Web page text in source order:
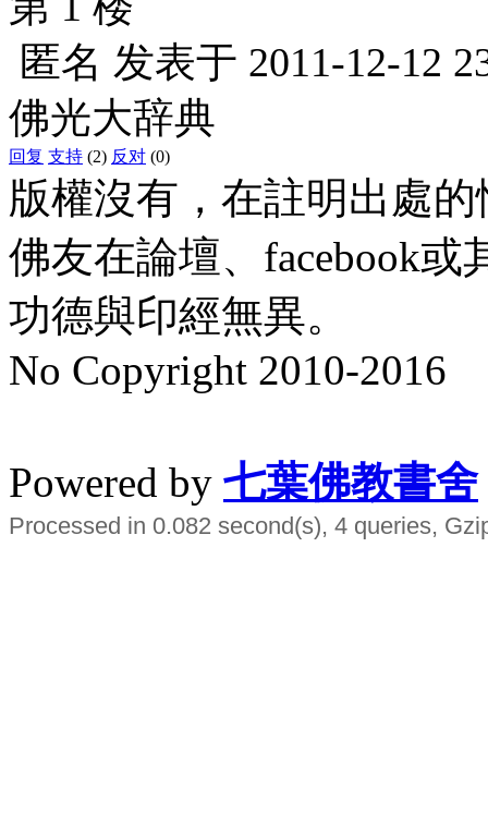
匿名 发表于 2011-12-12
佛光大辞典
回复 支持 (2) 反对 (0)
版權沒有，在註明出處
佛友在論壇、facebook
功德與印經無異。
No Copyright 2010-2016
Powered by 七葉佛教書舍
Processed in 0.082 second(s), 4 queries,